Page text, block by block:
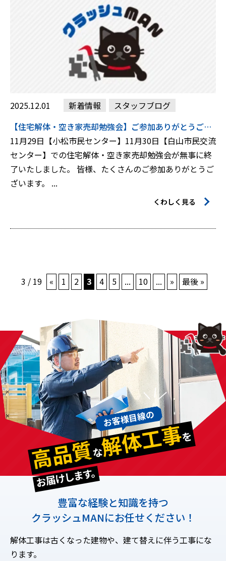
2025.12.01 新着情報
スタッフブログ
【住宅解体・空き家売却勉強会】ご参加ありがとうございました。
11月29日【小松市民センター】11月30日【白山市民交流
センター】での住宅解体・空き家売却勉強会が無事に終
了いたしました。 皆様、たくさんのご参加ありがとうご
ざいます。 ...
くわしく見る
3 / 19 « 1 2 3 4 5 ... 10 ... » 最後 »
お客様目線の
高品質な解体工事を
お届けします。
豊富な経験と知識を持つ
クラッシュMANにお任せください！
解体工事は古くなった建物や、建て替えに伴う工事にな
ります。